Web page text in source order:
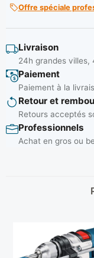
Offre spéciale
Livraison
24h grandes villes,
Paiement
Paiement à la
Retour et
Retours acceptés
Professionnels
Achat en gros ou